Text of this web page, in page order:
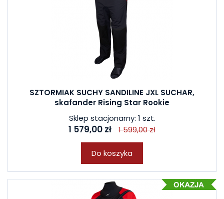
SZTORMIAK SUCHY SANDILINE JXL SUCHAR,
skafander Rising Star Rookie
Sklep stacjonarny: 1 szt.
1 579,00 zł 1 599,00 zł
Do koszyka